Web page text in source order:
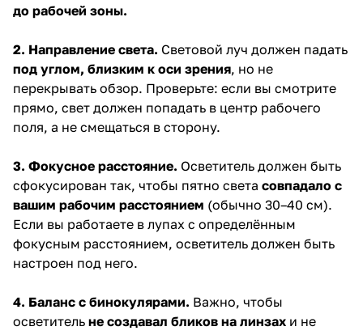
до рабочей зоны.
2. Направление света. Световой луч должен падать
под углом, близким к оси зрения, но не
перекрывать обзор. Проверьте: если вы смотрите
прямо, свет должен попадать в центр рабочего
поля, а не смещаться в сторону.
3. Фокусное расстояние. Осветитель должен быть
сфокусирован так, чтобы пятно света совпадало с
вашим рабочим расстоянием (обычно 30–40 см).
Если вы работаете в лупах с определённым
фокусным расстоянием, осветитель должен быть
настроен под него.
4. Баланс с бинокулярами. Важно, чтобы
осветитель не создавал бликов на линзах и не